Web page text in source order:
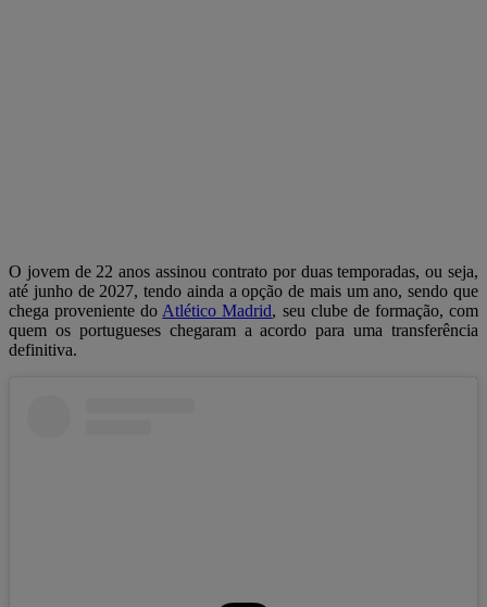
O jovem de 22 anos assinou contrato por duas temporadas, ou seja,
até junho de 2027, tendo ainda a opção de mais um ano, sendo que
chega proveniente do Atlético Madrid, seu clube de formação, com
quem os portugueses chegaram a acordo para uma transferência
definitiva.